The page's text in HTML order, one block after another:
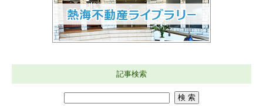
記事検索